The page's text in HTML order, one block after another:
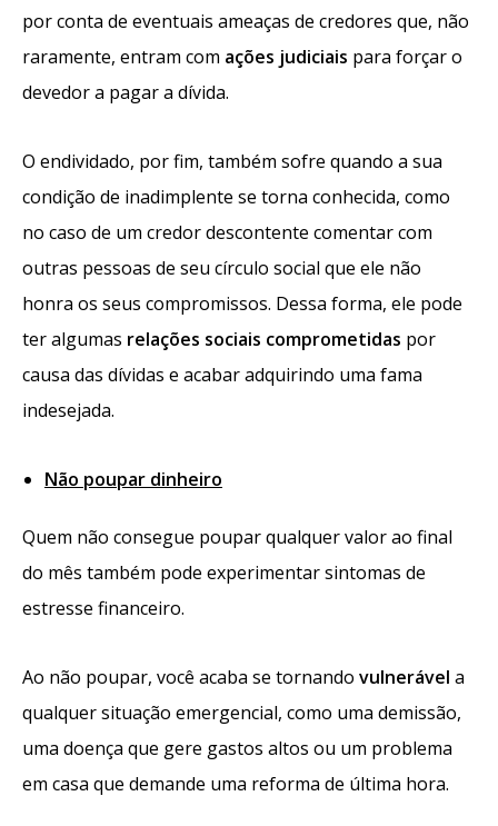
por conta de eventuais ameaças de credores que, não
raramente, entram com ações judiciais para forçar o
devedor a pagar a dívida.
O endividado, por fim, também sofre quando a sua
condição de inadimplente se torna conhecida, como
no caso de um credor descontente comentar com
outras pessoas de seu círculo social que ele não
honra os seus compromissos. Dessa forma, ele pode
ter algumas relações sociais comprometidas por
causa das dívidas e acabar adquirindo uma fama
indesejada.
Não poupar dinheiro
Quem não consegue poupar qualquer valor ao final
do mês também pode experimentar sintomas de
estresse financeiro.
Ao não poupar, você acaba se tornando vulnerável a
qualquer situação emergencial, como uma demissão,
uma doença que gere gastos altos ou um problema
em casa que demande uma reforma de última hora.